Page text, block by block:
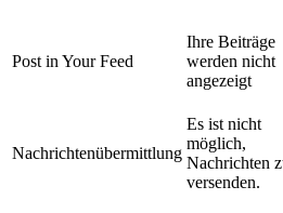
Post in Your Feed
Ihre Beiträge
werden nicht
angezeigt
Nachrichtenübermittlung
Es ist nicht
möglich,
Nachrichten
versenden.